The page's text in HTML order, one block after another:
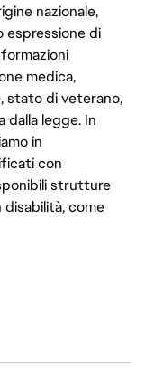
nazionale,
espressione di
medica,
stato di veterano,
legge. In
in
con
strutture
come